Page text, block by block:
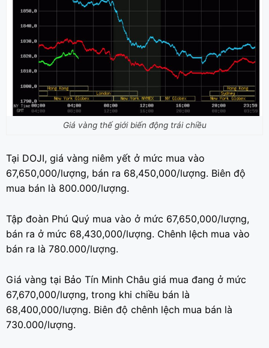
Giá vàng thế giới biến động trái chiều
Tại DOJI, giá vàng niêm yết ở mức mua vào
67,650,000/lượng, bán ra 68,450,000/lượng. Biên độ
mua bán là 800.000/lượng.
Tập đoàn Phú Quý mua vào ở mức 67,650,000/lượng,
bán ra ở mức 68,430,000/lượng. Chênh lệch mua vào
bán ra là 780.000/lượng.
Giá vàng tại Bảo Tín Minh Châu giá mua đang ở mức
67,670,000/lượng, trong khi chiều bán là
68,400,000/lượng. Biên độ chênh lệch mua bán là
730.000/lượng.